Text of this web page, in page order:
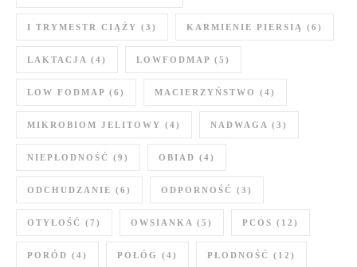
I TRYMESTR CIĄŻY (3) KARMIENIE PIERSIĄ (6)
LAKTACJA (4) LOWFODMAP (5)
LOW FODMAP (6) MACIERZYŃSTWO (4)
MIKROBIOM JELITOWY (4) NADWAGA (3)
NIEPŁODNOŚĆ (9) OBIAD (4)
ODCHUDZANIE (6) ODPORNOŚĆ (3)
OTYŁOŚĆ (7) OWSIANKA (5) PCOS (12)
PORÓD (4) POŁÓG (4) PŁODNOŚĆ (12)